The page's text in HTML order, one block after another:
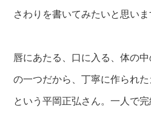
さわりを書いてみたいと思いま
唇にあたる、口に入る、体の
の一つだから、丁寧に作られ
という平岡正弘さん。一人で